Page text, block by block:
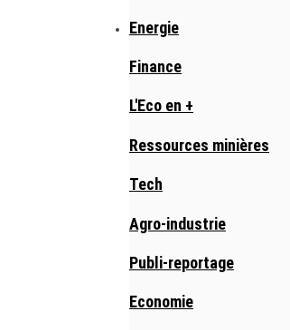
Energie
Finance
L'Eco en +
Ressources minières
Tech
Agro-industrie
Publi-reportage
Economie